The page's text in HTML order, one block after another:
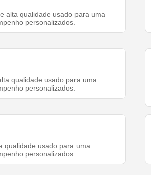
alta qualidade usado para uma
personalizados.
qualidade usado para uma
personalizados.
qualidade usado para uma
personalizados.